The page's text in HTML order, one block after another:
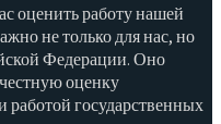
оценить работу нашей
не только для нас, но
Федерации. Оно
оценку
работой государственных